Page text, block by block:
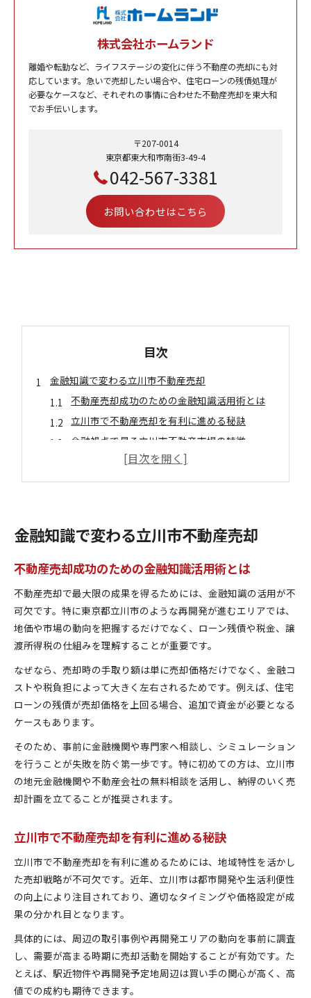
株式会社ホームランド
離婚や転勤など、ライフステージの変化に伴う不動産の売却にも対
応しています。急いで売却したい場合や、住宅ローンの残債処理が
必要なケースなど、それぞれの事情に合わせた不動産売却を東大和
でお手伝いします。
〒207-0014
東京都東大和市南街3-49-4
042-567-3381
お問い合わせはこちら
目次
金融知識で変わる立川市不動産売却
不動産売却成功のための金融知識活用術とは
立川市で不動産売却を有利に進める秘訣
金融視点で見る立川市不動産市場の特徴
立川 不動産屋選びと売却に強い会社の探し方
不動産売却の資産形成メリットを知る
立川市での売却時に必要な金融判断とは
地域密着型不動産会社の選び方と活用法
立川駅周辺の不動産売却で気をつけたい点
安心を生む不動産売却の進め方とは
不動産売却を安心して進めるための準備とは
立川市の不動産屋比較で大切な視点
トラブルを避ける売却手続きのポイント
金融知識を活用した売却時の注意点
相談しやすい不動産会社の特徴を押さえる
売却タイミングを金融視点で見極める
不動産売却に最適なタイミングの見極め方
金融環境を考慮した売却判断のポイント
立川市市況と連動した売却時期の選び方
不動産売却で後悔しない判断基準とは
立川市で資産を守るための実践法を解説
資産保全に役立つ不動産売却の実践アプローチ
立川市で損を防ぐ売却時のチェックリスト
不動産売却で失敗しないための交渉術
安心できる不動産会社の見極め方を紹介
最新動向から考える不動産売却戦略
金融知識で変わる立川市不動産売却
不動産売却成功のための金融知識活用術とは
不動産売却で最大限の成果を得るためには、金融知識の活用が不
可欠です。特に東京都立川市のような再開発が進むエリアでは、
地価や市場の動向を把握するだけでなく、ローン残債や税金、譲
渡所得税の仕組みを理解することが重要です。
なぜなら、売却時の手取り額は単に売却価格だけでなく、金融コ
ストや税負担によって大きく左右されるためです。例えば、住宅
ローンの残債が売却価格を上回る場合、追加で資金が必要となる
ケースもあります。
そのため、事前に金融機関や専門家へ相談し、シミュレーション
を行うことが失敗を防ぐ第一歩です。特に初めての方は、立川市
の地元金融機関や不動産会社の無料相談を活用し、納得のいく売
却計画を立てることが推奨されます。
立川市で不動産売却を有利に進める秘訣
立川市で不動産売却を有利に進めるためには、地域特性を活かし
た売却戦略が不可欠です。近年、立川市は都市開発や生活利便性
の向上により注目されており、適切なタイミングや価格設定が成
果の分かれ目となります。
具体的には、周辺の取引事例や再開発エリアの動向を事前に調査
し、需要が高まる時期に売却活動を開始することが有効です。た
とえば、駅近物件や再開発予定地周辺は買い手の関心が高く、高
値での成約も期待できます。